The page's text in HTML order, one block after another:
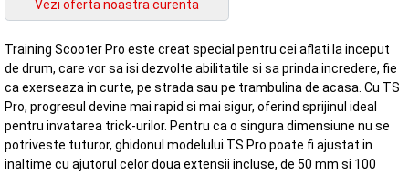
Training Scooter Pro este creat special pentru cei aflati la inceput
de drum, care vor sa isi dezvolte abilitatile si sa prinda incredere, fie
ca exerseaza in curte, pe strada sau pe trambulina de acasa. Cu TS
Pro, progresul devine mai rapid si mai sigur, oferind sprijinul ideal
pentru invatarea trick-urilor. Pentru ca o singura dimensiune nu se
potriveste tuturor, ghidonul modelului TS Pro poate fi ajustat in
inaltime cu ajutorul celor doua extensii incluse, de 50 mm si 100